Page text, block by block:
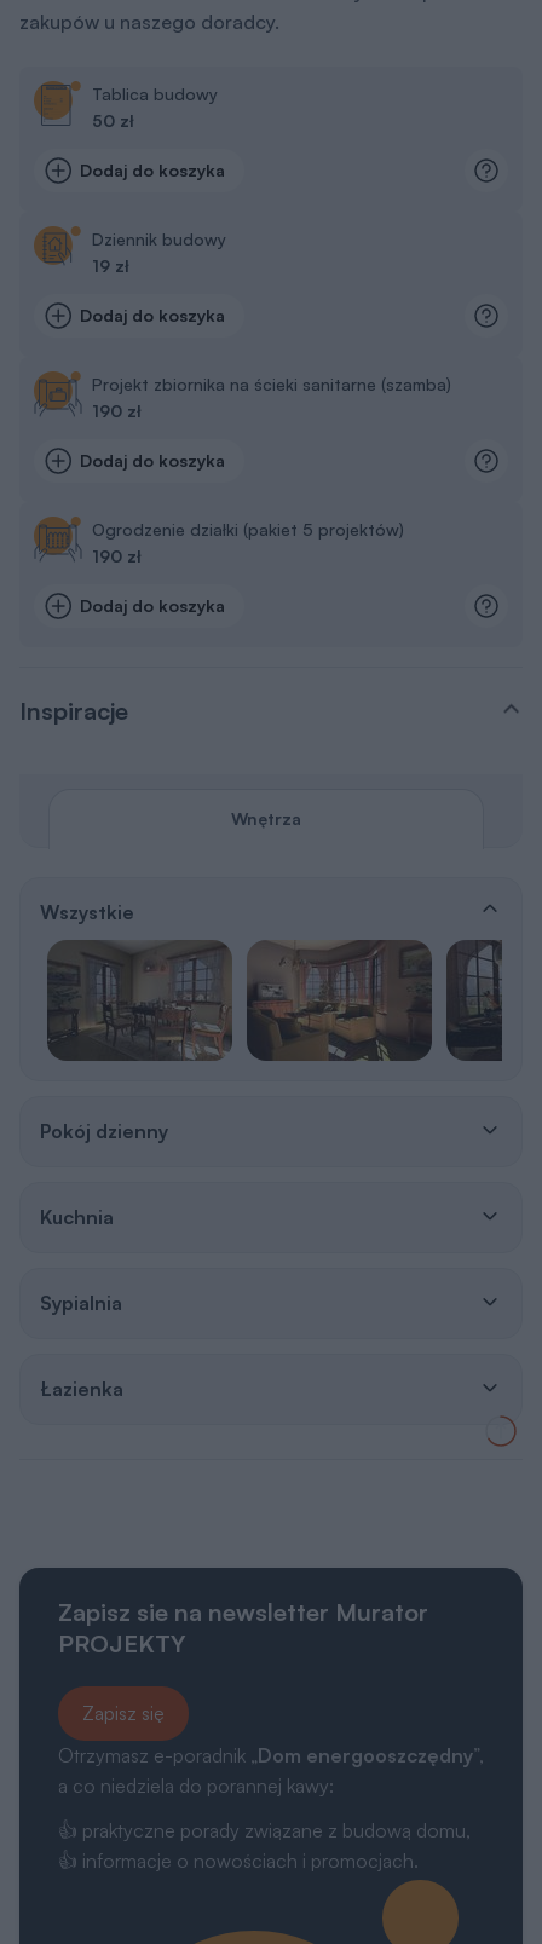
zakupów u naszego doradcy.
Tablica budowy
50 zł
Dodaj do koszyka
Dziennik budowy
19 zł
Dodaj do koszyka
Projekt zbiornika na ścieki sanitarne (szamba)
190 zł
Dodaj do koszyka
Ogrodzenie działki (pakiet 5 projektów)
190 zł
Dodaj do koszyka
Inspiracje
Wnętrza
Wszystkie
Pokój dzienny
Kuchnia
Sypialnia
Łazienka
Zapisz sie na newsletter Murator
PROJEKTY
Zapisz się
Otrzymasz e-poradnik „Dom energooszczędny”,
a co niedziela do porannej kawy:
👍 praktyczne porady związane z budową domu,
👍 informacje o nowościach i promocjach.